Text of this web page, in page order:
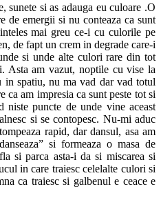
si as adauga eu culoare .O
de emergii si nu conteaza ca sunt
mai greu ce-i cu culorile pe
de fapt un crem in degrade care-i
si unde alte culori rare din tot
Asta am vazut, noptile cu vise la
in spatiu, nu ma vad dar vad totul
ca am impresia ca sunt peste tot si
niste puncte de unde vine aceast
si se contopesc. Nu-mi aduc
rapid, dar dansul, asa am
si formeaza o masa de
si parca asta-i da si miscarea si
in care traiesc celelalte culori si
ca traiesc si galbenul e ceace e